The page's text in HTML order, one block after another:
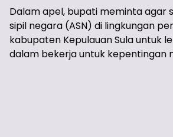
Dalam apel, bupati meminta agar
sipil negara (ASN) di lingkungan
kabupaten Kepulauan Sula untuk
dalam bekerja untuk kepentingan